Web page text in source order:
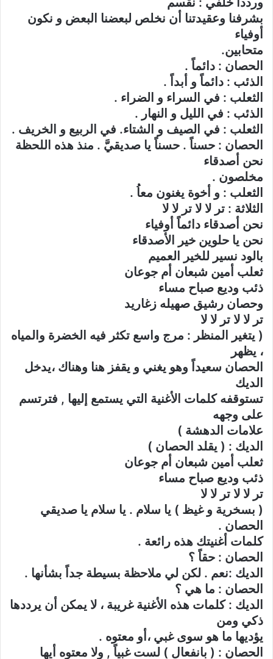
بشرفنا وعقيدتنا أن نخلص لبعضنا البعض و نكون
أوفياء
متحابين.
الحصان : دائماً .
الذئب : دائماً و أبداً .
الثعلب : في السراء و الضراء .
الذئب : في الليل و النهار .
الثعلب : في الصيف و الشتاء. في الربيع و الخريف .
الحصان : حسناً . حسناً يا صديقيَّ . منذ هذه اللحظة
نحن أصدقاء
مخلصون .
الثعلب : و أخوة يغنون معاُ .
الثلاثة : تر لا لا تر لا لا
نحن أصدقاء دائماً أوفياء
نحن يا حلوين خير الأصدقاء
بالود نسير للخير العميم
ثعلب أمين شبعان أم جوعان
ذئب وديع صباح مساء
وحصان رشيق صهيله زغاريد
تر لا لا تر لا لا
( يتغير المنظر : مرج واسع تكثر فيه الخضرة والمياه
، يظهر
الحصان سعيداً وهو يغني و يقفز هنا وهناك ،يدخل
الديك
تستوقفه كلمات الأغنية التي يستمع إليها , فترتسم
على وجهه
علامات الدهشة )
الديك : ( يقلد الحصان )
ثعلب أمين شبعان أم جوعان
ذئب وديع صباح مساء
تر لا لا تر لا لا
( بسخرية و غيظ ) يا سلام . يا سلام يا صديقي
الحصان .
كلمات أغنيتك هذه رائعة .
الحصان : حقاً ؟
الديك :نعم . لكن لي ملاحظة بسيطة جداً بشأنها .
الحصان : ما هي ؟
الديك : كلمات هذه الأغنية غريبة ، لا يمكن أن يرددها
ذكي ومن
يؤديها ما هو سوى غبي ،أو معتوه .
الحصان : ( بانفعال ) لست غبياً , ولا معتوه أيها